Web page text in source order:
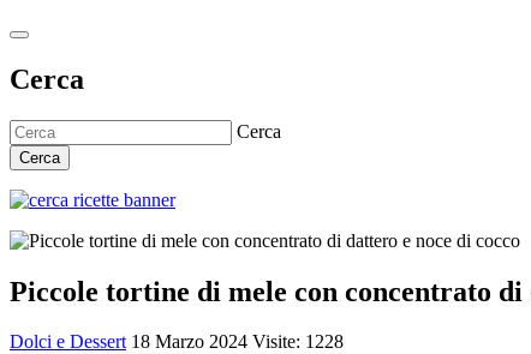
Cerca
Cerca
Cerca
Piccole tortine di mele con concentrato di
Dolci e Dessert 18 Marzo 2024 Visite: 1228